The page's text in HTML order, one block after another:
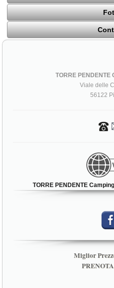
TORRE PENDENTE
Viale delle
56122
TORRE PENDENTE
Miglior